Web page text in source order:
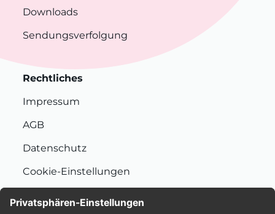
Downloads
Sendungsverfolgung
Rechtliches
Impressum
AGB
Datenschutz
Cookie-Einstellungen